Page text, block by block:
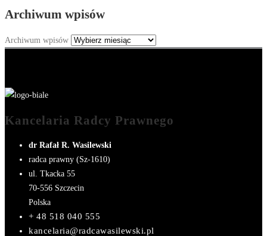
Archiwum wpisów
Archiwum wpisów
Kancelaria Radcy Prawnego
dr Rafał R. Wasilewski
radca prawny (Sz-1610)
ul. Tkacka 55
70-556 Szczecin
Polska
+ 48 518 040 555
kancelaria@radcawasilewski.pl